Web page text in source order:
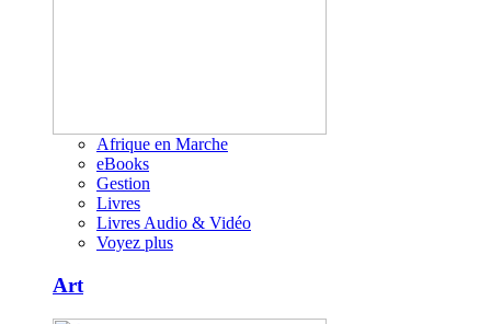
Afrique en Marche
eBooks
Gestion
Livres
Livres Audio & Vidéo
Voyez plus
Art